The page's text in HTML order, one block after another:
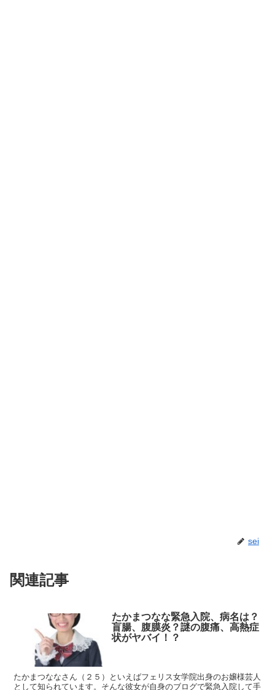
sei
関連記事
たかまつなな緊急入院、病名は？
盲腸、腹膜炎？謎の腹痛、高熱症
状がヤバイ！？
たかまつななさん（２５）といえばフェリス女学院出身のお嬢様芸人
として知られています。そんな彼女が自身のブログで緊急入院して手